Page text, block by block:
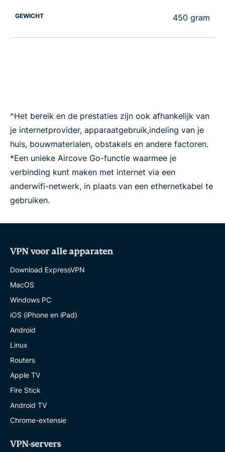
GEWICHT 450 gram
^Het bereik en de prestaties zijn ook afhankelijk van
je internetprovider, apparaatgebruik,indeling van je
huis, bouwmaterialen, obstakels en andere factoren.
*Een unieke Aircove Go-functie waarmee je
verbinding kunt maken met internet via een
anderwifi-netwerk, in plaats van een ethernetkabel te
gebruiken.
VPN voor alle apparaten
Download ExpressVPN
MacOS
Windows PC
iOS (iPhone en iPad)
Android
Linux
Routers
Apple TV
Fire Stick
Android TV
Chrome-extensie
VPN-servers